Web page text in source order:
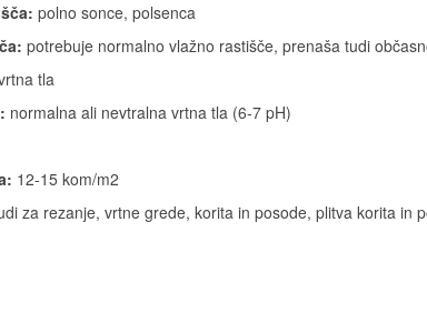
polno sonce, polsenca
potrebuje normalno vlažno rastišče, prenaša tudi
tla
normalna ali nevtralna vrtna tla (6-7 pH)
12-15 kom/m2
za rezanje, vrtne grede, korita in posode, plitva korita in